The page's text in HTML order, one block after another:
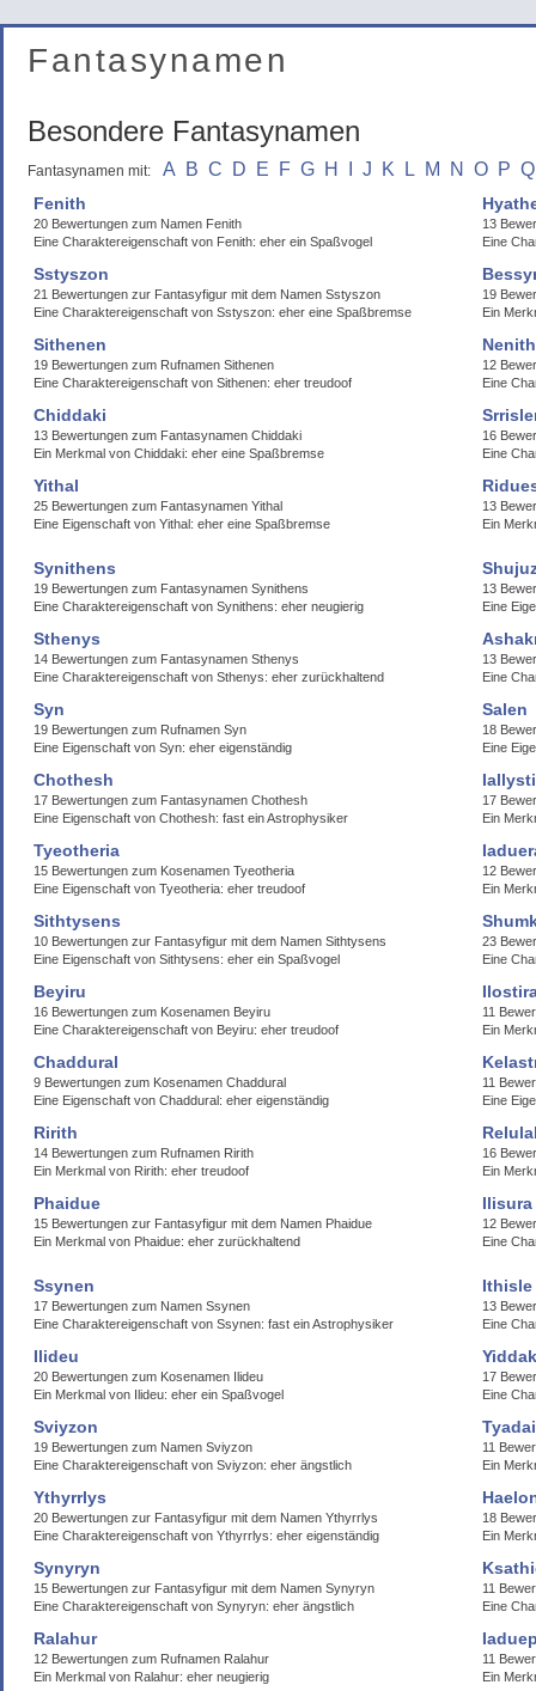
Fantasynamen
Besondere Fantasynamen
Fantasynamen mit: A B C D E F G H J K L M N O P Q
Fenith
20 Bewertungen zum Namen Fenith
Eine Charaktereigenschaft von Fenith: eher ein Spaßvogel
13
Eine
Sstyszon
21 Bewertungen zur Fantasyfigur mit dem Namen Sstyszon
Eine Charaktereigenschaft von Sstyszon: eher eine Spaßbremse
19
Ein
Sithenen
19 Bewertungen zum Rufnamen Sithenen
Eine Charaktereigenschaft von Sithenen: eher treudoof
12
Eine
Chiddaki
13 Bewertungen zum Fantasynamen Chiddaki
Ein Merkmal von Chiddaki: eher eine Spaßbremse
16
Eine
Yithal
25 Bewertungen zum Fantasynamen Yithal
Eine Eigenschaft von Yithal: eher eine Spaßbremse
13
Ein
Synithens
19 Bewertungen zum Fantasynamen Synithens
Eine Charaktereigenschaft von Synithens: eher neugierig
13
Eine
Sthenys
14 Bewertungen zum Fantasynamen Sthenys
Eine Charaktereigenschaft von Sthenys: eher zurückhaltend
13
Eine
Syn
19 Bewertungen zum Rufnamen Syn
Eine Eigenschaft von Syn: eher eigenständig
Salen
18
Eine
Chothesh
17 Bewertungen zum Fantasynamen Chothesh
Eine Eigenschaft von Chothesh: fast ein Astrophysiker
17
Ein
Tyeotheria
15 Bewertungen zum Kosenamen Tyeotheria
Eine Eigenschaft von Tyeotheria: eher treudoof
12
Ein
Sithtysens
10 Bewertungen zur Fantasyfigur mit dem Namen Sithtysens
Eine Eigenschaft von Sithtysens: eher ein Spaßvogel
23
Eine
Beyiru
16 Bewertungen zum Kosenamen Beyiru
Eine Charaktereigenschaft von Beyiru: eher treudoof
11
Ein
Chaddural
9 Bewertungen zum Kosenamen Chaddural
Eine Eigenschaft von Chaddural: eher eigenständig
11
Eine
Ririth
14 Bewertungen zum Rufnamen Ririth
Ein Merkmal von Ririth: eher treudoof
16
Ein
Phaidue
15 Bewertungen zur Fantasyfigur mit dem Namen Phaidue
Ein Merkmal von Phaidue: eher zurückhaltend
Ilisura
12
Eine
Ssynen
17 Bewertungen zum Namen Ssynen
Eine Charaktereigenschaft von Ssynen: fast ein Astrophysiker
Ithisle
13
Eine
Ilideu
20 Bewertungen zum Kosenamen Ilideu
Ein Merkmal von Ilideu: eher ein Spaßvogel
17
Eine
Sviyzon
19 Bewertungen zum Namen Sviyzon
Eine Charaktereigenschaft von Sviyzon: eher ängstlich
Tyadai
11
Ein
Ythyrrlys
20 Bewertungen zur Fantasyfigur mit dem Namen Ythyrrlys
Eine Charaktereigenschaft von Ythyrrlys: eher eigenständig
18
Ein
Synyryn
15 Bewertungen zur Fantasyfigur mit dem Namen Synyryn
Eine Charaktereigenschaft von Synyryn: eher ängstlich
11
Eine
Ralahur
12 Bewertungen zum Rufnamen Ralahur
Ein Merkmal von Ralahur: eher neugierig
11
Ein